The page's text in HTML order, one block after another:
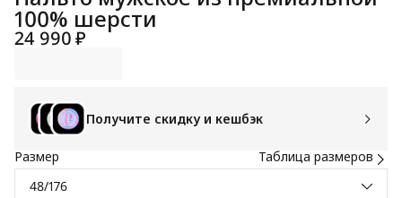
100% шерсти
24 990 ₽
Получите скидку и кешбэк
Размер
Таблица размеров
48/176